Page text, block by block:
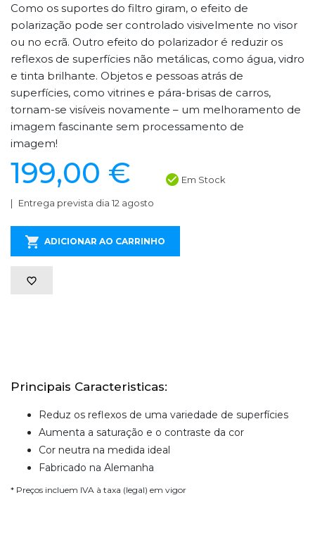
Como os suportes do filtro giram, o efeito de
polarização pode ser controlado visivelmente no visor
ou no ecrã. Outro efeito do polarizador é reduzir os
reflexos de superfícies não metálicas, como água, vidro
e tinta brilhante. Objetos e pessoas atrás de
superfícies, como vitrines e pára-brisas de carros,
tornam-se visíveis novamente – um melhoramento de
imagem fascinante sem processamento de
imagem!
199,00 € Em Stock
Entrega prevista dia 12 agosto
ADICIONAR AO CARRINHO
Principais Caracteristicas:
Reduz os reflexos de uma variedade de superfícies
Aumenta a saturação e o contraste da cor
Cor neutra na medida ideal
Fabricado na Alemanha
* Preços incluem IVA à taxa (legal) em vigor